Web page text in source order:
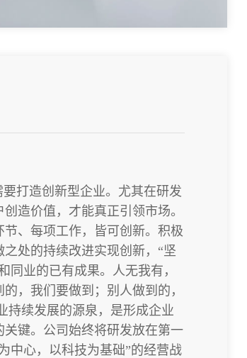
打造创新型企业。尤其在研发
造价值，才能真正引领市场。
、每项工作，皆可创新。积极
处的持续改进实现创新，“坚
同业的已有成果。人无我有，
，我们要做到；别人做到的，
持续发展的源泉，是形成企业
键。公司始终将研发放在第一
中心，以科技为基础”的经营战